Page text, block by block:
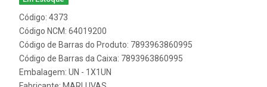
Código: 4373
Código NCM: 64019200
Código de Barras do Produto: 7893963860995
Código de Barras da Caixa: 7893963860995
Embalagem: UN - 1X1UN